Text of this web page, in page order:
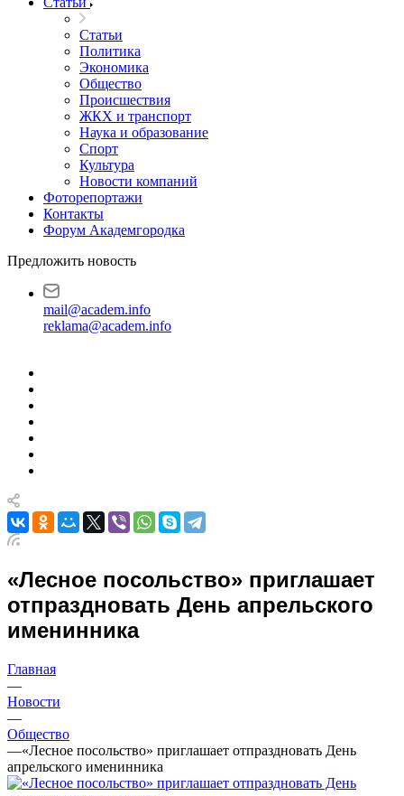
Статьи
Политика
Экономика
Общество
Происшествия
ЖКХ и транспорт
Наука и образование
Спорт
Культура
Новости компаний
Фоторепортажи
Контакты
Форум Академгородка
Предложить новость
mail@academ.info
reklama@academ.info
«Лесное посольство» приглашает
отпраздновать День апрельского
именинника
Главная
—
Новости
—
Общество
—«Лесное посольство» приглашает отпраздновать День
апрельского именинника